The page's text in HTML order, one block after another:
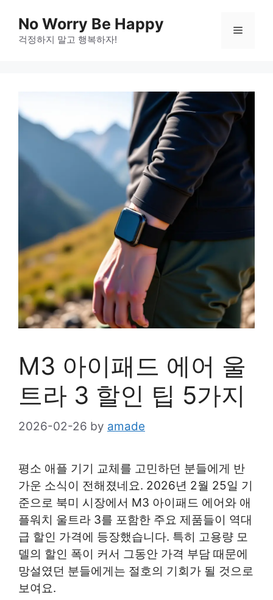
content
No Worry Be Happy
걱정하지 말고 행복하자!
Menu
M3 아이패드 에어 울
트라 3 할인 팁 5가지
2026-02-26 by amade
평소 애플 기기 교체를 고민하던 분들에게 반
가운 소식이 전해졌네요. 2026년 2월 25일 기
준으로 북미 시장에서 M3 아이패드 에어와 애
플워치 울트라 3를 포함한 주요 제품들이 역대
급 할인 가격에 등장했습니다. 특히 고용량 모
델의 할인 폭이 커서 그동안 가격 부담 때문에
망설였던 분들에게는 절호의 기회가 될 것으로
보여요.